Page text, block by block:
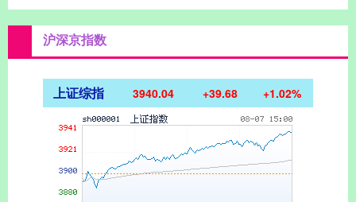
沪深京指数
上证综指 3940.04 +39.68 +1.02%